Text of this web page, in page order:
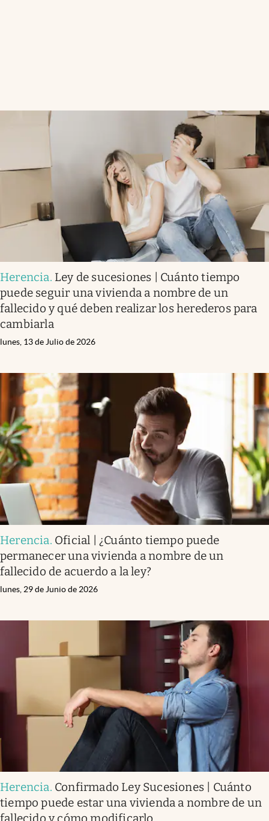
Herencia. Ley de sucesiones | Cuánto tiempo
puede seguir una vivienda a nombre de un
fallecido y qué deben realizar los herederos para
cambiarla
lunes, 13 de Julio de 2026
Herencia. Oficial | ¿Cuánto tiempo puede
permanecer una vivienda a nombre de un
fallecido de acuerdo a la ley?
lunes, 29 de Junio de 2026
Herencia. Confirmado Ley Sucesiones | Cuánto
tiempo puede estar una vivienda a nombre de un